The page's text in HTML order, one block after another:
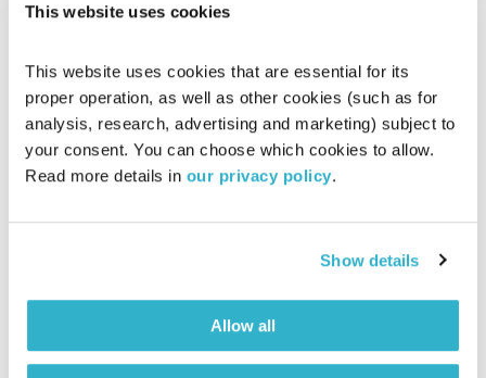
This website uses cookies
This website uses cookies that are essential for its
proper operation, as well as other cookies (such as for
analysis, research, advertising and marketing) subject to
your consent. You can choose which cookies to allow.
Read more details in our privacy policy.
Show details
Allow all
פה זה טוב – חפירות ארכיאולוגיות
פה זה טוב
לירון תאני
15.02.23
01:29:54
בפה זה טוב
אודיו